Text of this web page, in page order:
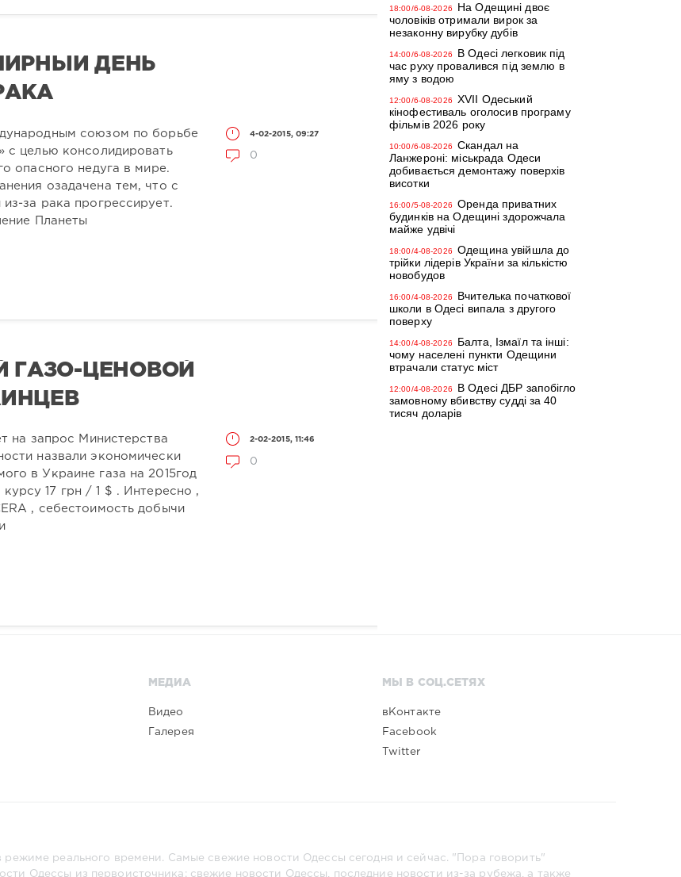
ДЕНЬ
4-02-2015, 09:27
0
союзом по борьбе
с целью консолидировать
опасного недуга в мире.
озадачена тем, что с
за рака прогрессирует.
Планеты
ЦЕНОВОЙ
2-02-2015, 11:46
0
на запрос Министерства
назвали экономически
в Украине газа на 2015год
17 грн / 1 $ . Интересно ,
, себестоимость добычи
18:00/6-08-2026
На Одещині двоє
чоловіків отримали вирок за
незаконну вирубку дубів
14:00/6-08-2026
В Одесі легковик під
час руху провалився під землю в
яму з водою
12:00/6-08-2026
XVII Одеський
кінофестиваль оголосив програму
фільмів 2026 року
10:00/6-08-2026
Скандал на
Ланжероні: міськрада Одеси
добивається демонтажу поверхів
висотки
16:00/5-08-2026
Оренда приватних
будинків на Одещині здорожчала
майже удвічі
18:00/4-08-2026
Одещина увійшла до
трійки лідерів України за кількістю
новобудов
16:00/4-08-2026
Вчителька початкової
школи в Одесі випала з другого
поверху
14:00/4-08-2026
Балта, Ізмаїл та інші:
чому населені пункти Одещини
втрачали статус міст
12:00/4-08-2026
В Одесі ДБР запобігло
замовному вбивству судді за 40
тисяч доларів
МЕДИА
Видео
Галерея
МЫ В СОЦ.СЕТЯХ
вКонтакте
Facebook
Twitter
реального времени. Самые свежие новости Одессы сегодня и сейчас. "Пора говорить"
Одессы из первоисточника: свежие новости Одессы, последние новости из-за рубежа, а также